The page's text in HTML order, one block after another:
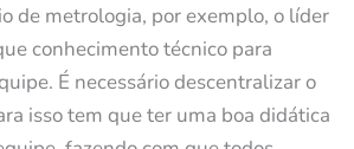
de metrologia, por exemplo, o líder
conhecimento técnico para
É necessário descentralizar o
isso tem que ter uma boa didática